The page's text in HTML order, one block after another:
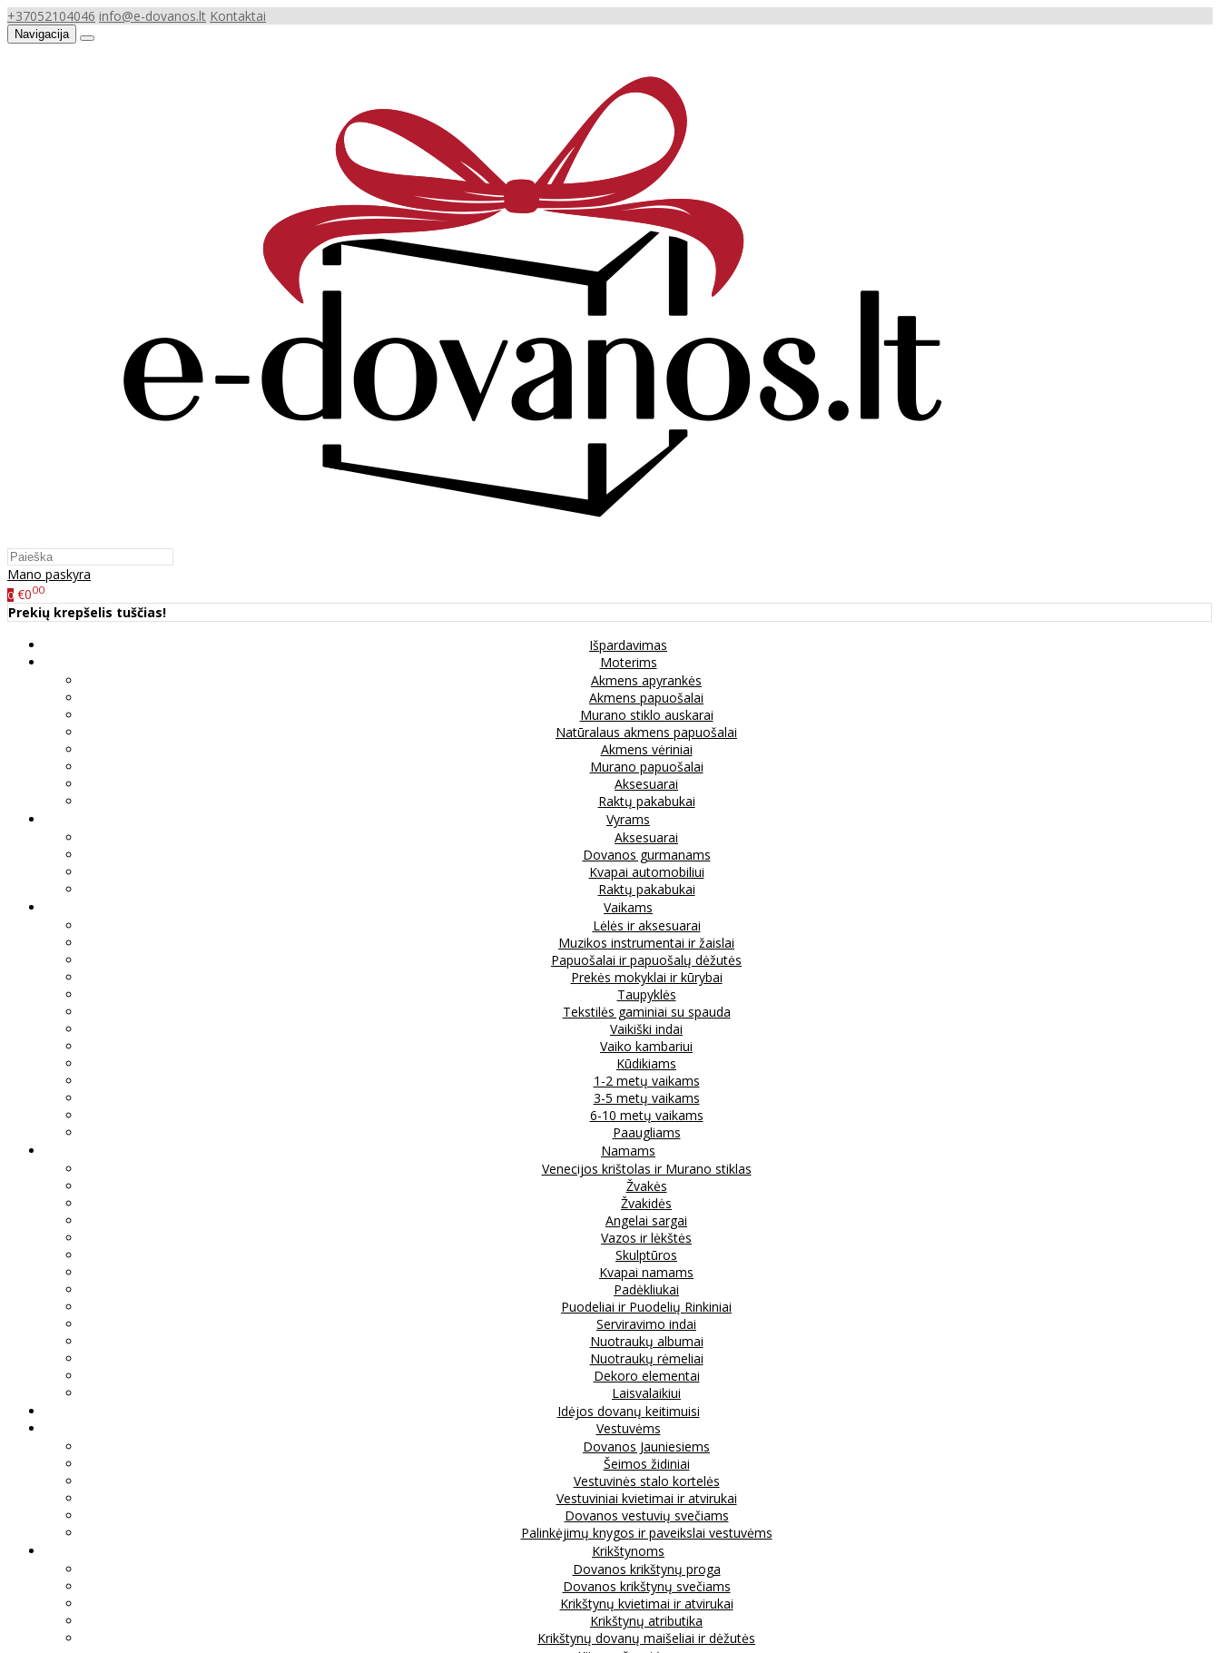
+37052104046 info@e-dovanos.lt Kontaktai
Navigacija
Mano paskyra
0 €000
Prekių krepšelis tuščias!
Išpardavimas
Moterims
Akmens apyrankės
Akmens papuošalai
Murano stiklo auskarai
Natūralaus akmens papuošalai
Akmens vėriniai
Murano papuošalai
Aksesuarai
Raktų pakabukai
Vyrams
Aksesuarai
Dovanos gurmanams
Kvapai automobiliui
Raktų pakabukai
Vaikams
Lėlės ir aksesuarai
Muzikos instrumentai ir žaislai
Papuošalai ir papuošalų dėžutės
Prekės mokyklai ir kūrybai
Taupyklės
Tekstilės gaminiai su spauda
Vaikiški indai
Vaiko kambariui
Kūdikiams
1-2 metų vaikams
3-5 metų vaikams
6-10 metų vaikams
Paaugliams
Namams
Venecijos krištolas ir Murano stiklas
Žvakės
Žvakidės
Angelai sargai
Vazos ir lėkštės
Skulptūros
Kvapai namams
Padėkliukai
Puodeliai ir Puodelių Rinkiniai
Serviravimo indai
Nuotraukų albumai
Nuotraukų rėmeliai
Dekoro elementai
Laisvalaikiui
Idėjos dovanų keitimuisi
Vestuvėms
Dovanos Jauniesiems
Šeimos židiniai
Vestuvinės stalo kortelės
Vestuviniai kvietimai ir atvirukai
Dovanos vestuvių svečiams
Palinkėjimų knygos ir paveikslai vestuvėms
Krikštynoms
Dovanos krikštynų proga
Dovanos krikštynų svečiams
Krikštynų kvietimai ir atvirukai
Krikštynų atributika
Krikštynų dovanų maišeliai ir dėžutės